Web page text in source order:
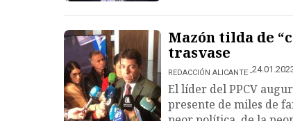
Mazón tilda de
trasvase
REDACCIÓN ALICANTE
El líder del PPCV
presente de miles de